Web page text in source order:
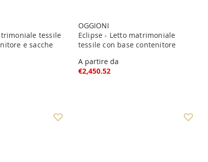
tessile
e sacche
OGGIONI
Eclipse - Letto matrimoniale
tessile con base contenitore
A partire da
€2,450.52